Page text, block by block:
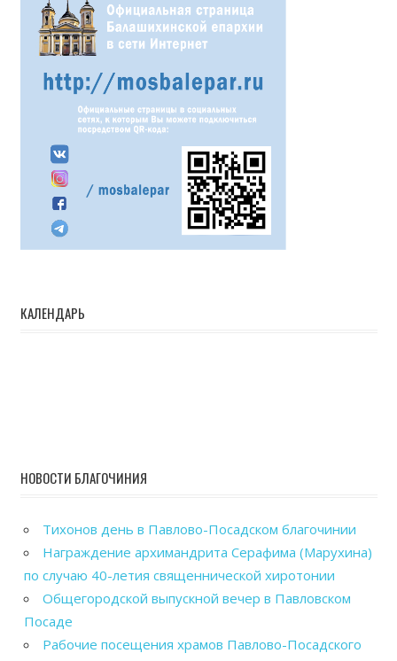
КАЛЕНДАРЬ
НОВОСТИ БЛАГОЧИНИЯ
Тихонов день в Павлово-Посадском благочинии
Награждение архимандрита Серафима (Марухина)
по случаю 40-летия священнической хиротонии
Общегородской выпускной вечер в Павловском
Посаде
Рабочие посещения храмов Павлово-Посадского